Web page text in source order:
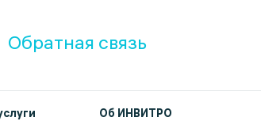
Обратная связь
Об ИНВИТРО